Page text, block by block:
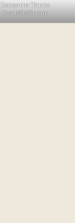
Zsuzsanna Tamas
Geschäftsführerin